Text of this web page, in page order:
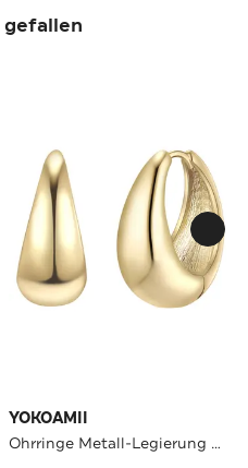
gefallen
YOKOAMII
Ohrringe Metall-Legierung OneColor